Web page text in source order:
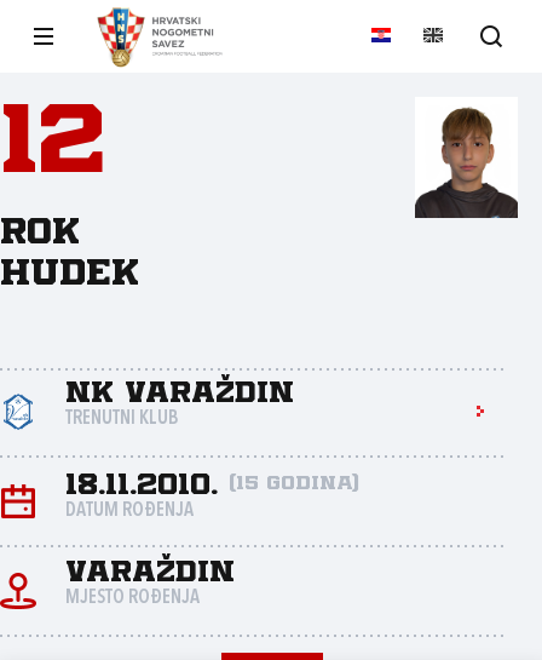
12
Rok
Hudek
NK Varaždin
TRENUTNI KLUB
18.11.2010. (15 godina)
DATUM ROĐENJA
Varaždin
MJESTO ROĐENJA